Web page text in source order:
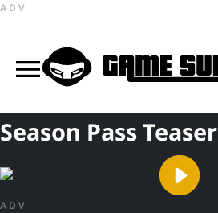
ADV
Season Pass Teaser
ADV